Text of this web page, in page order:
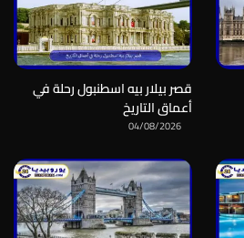
قصر بيلار بيه اسطنبول رحلة في
أعماق التاريخ
04/08/2026